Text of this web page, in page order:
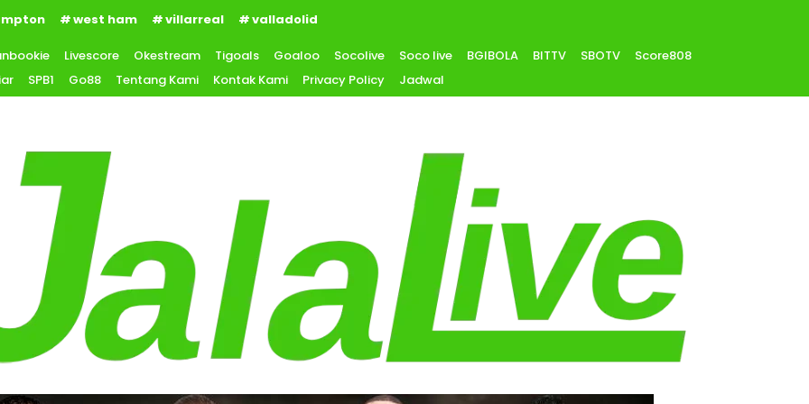
west ham villarreal valladolid
Livescore Okestream Tigoals Goaloo Socolive Soco live BGIBOLA BITTV SBOTV
Score808
SPB1 Go88 Tentang Kami Kontak Kami Privacy Policy Jadwal